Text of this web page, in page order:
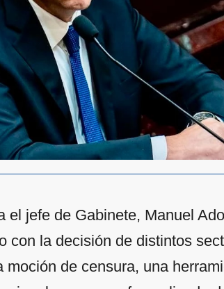
el jefe de Gabinete, Manuel
con la decisión de distintos
de censura, una